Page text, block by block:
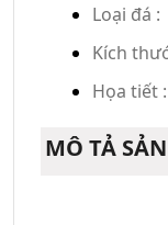
Loại đá :
Kích
Họa tiết :
MÔ TẢ